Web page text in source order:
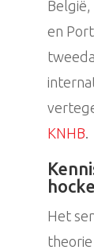
België,
en
KNHB
Het